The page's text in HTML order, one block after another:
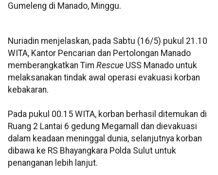
Gumeleng di Manado, Minggu.
Nuriadin menjelaskan, pada Sabtu (16/5) pukul 21.10
WITA, Kantor Pencarian dan Pertolongan Manado
memberangkatkan Tim Rescue USS Manado untuk
melaksanakan tindak awal operasi evakuasi korban
kebakaran.
Pada pukul 00.15 WITA, korban berhasil ditemukan di
Ruang 2 Lantai 6 gedung Megamall dan dievakuasi
dalam keadaan meninggal dunia, selanjutnya korban
dibawa ke RS Bhayangkara Polda Sulut untuk
penanganan lebih lanjut.